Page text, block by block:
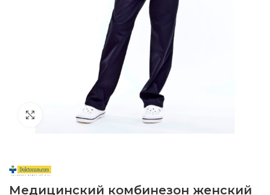
Click to enlarge
Медицинский комбинезон женский